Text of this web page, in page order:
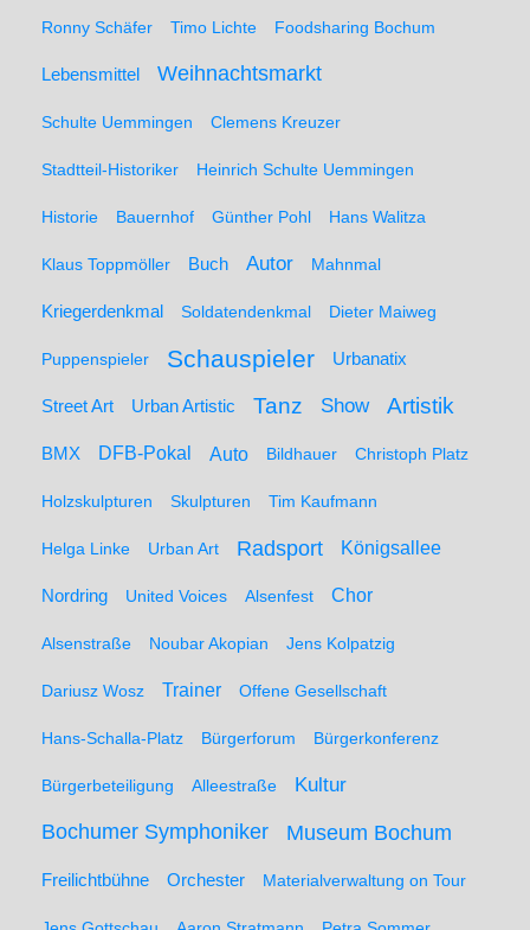
Ronny Schäfer Timo Lichte Foodsharing Bochum
Lebensmittel Weihnachtsmarkt
Schulte Uemmingen Clemens Kreuzer
Stadtteil-Historiker Heinrich Schulte Uemmingen
Historie Bauernhof Günther Pohl Hans Walitza
Klaus Toppmöller Buch Autor Mahnmal
Kriegerdenkmal Soldatendenkmal Dieter Maiweg
Puppenspieler Schauspieler Urbanatix
Street Art Urban Artistic Tanz Show Artistik
BMX DFB-Pokal Auto Bildhauer Christoph Platz
Holzskulpturen Skulpturen Tim Kaufmann
Helga Linke Urban Art Radsport Königsallee
Nordring United Voices Alsenfest Chor
Alsenstraße Noubar Akopian Jens Kolpatzig
Dariusz Wosz Trainer Offene Gesellschaft
Hans-Schalla-Platz Bürgerforum Bürgerkonferenz
Bürgerbeteiligung Alleestraße Kultur
Bochumer Symphoniker Museum Bochum
Freilichtbühne Orchester Materialverwaltung on Tour